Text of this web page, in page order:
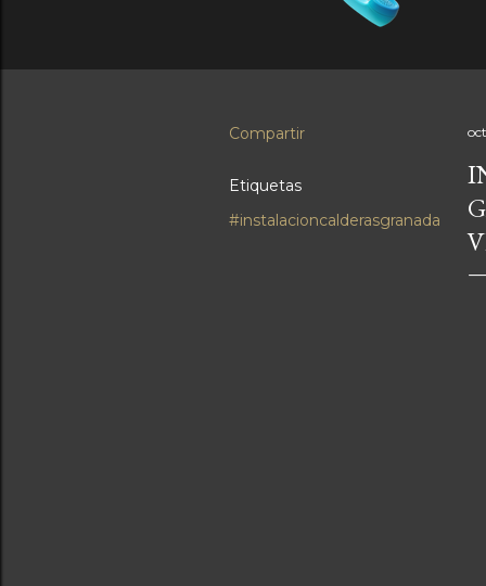
Compartir
Etiquetas
#instalacioncalderasgranada